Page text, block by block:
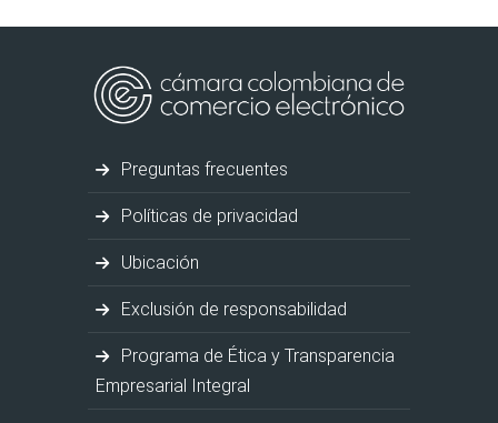
Preguntas frecuentes
Políticas de privacidad
Ubicación
Exclusión de responsabilidad
Programa de Ética y Transparencia
Empresarial Integral